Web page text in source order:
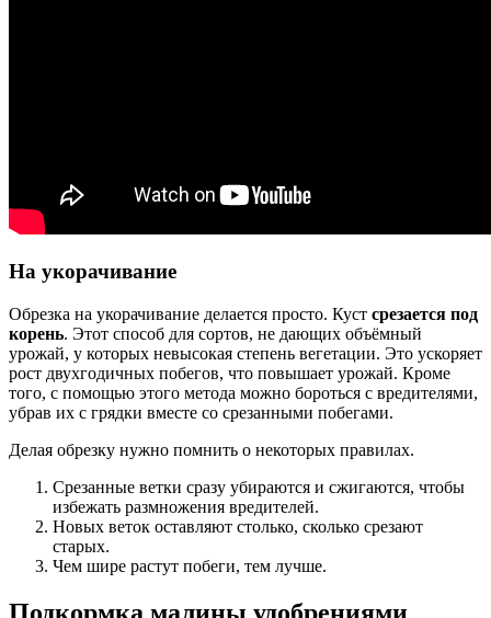
На укорачивание
Обрезка на укорачивание делается просто. Куст срезается под
корень. Этот способ для сортов, не дающих объёмный
урожай, у которых невысокая степень вегетации. Это ускоряет
рост двухгодичных побегов, что повышает урожай. Кроме
того, с помощью этого метода можно бороться с вредителями,
убрав их с грядки вместе со срезанными побегами.
Делая обрезку нужно помнить о некоторых правилах.
Срезанные ветки сразу убираются и сжигаются, чтобы
избежать размножения вредителей.
Новых веток оставляют столько, сколько срезают
старых.
Чем шире растут побеги, тем лучше.
Подкормка малины удобрениями